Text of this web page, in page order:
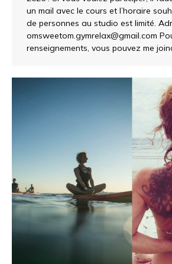
un mail avec le cours et l’horaire
de personnes au studio est limité.
omsweetom.gymrelax@gmail.com
renseignements, vous pouvez me